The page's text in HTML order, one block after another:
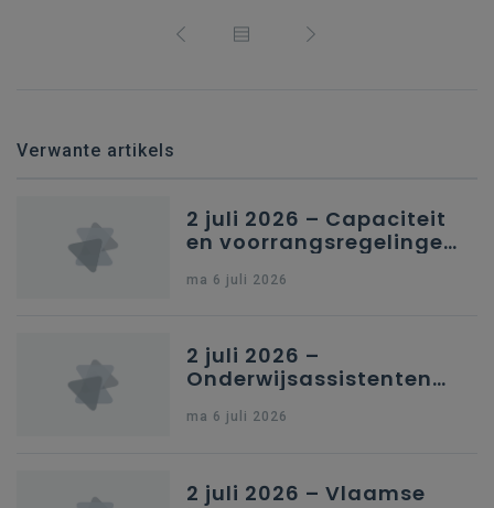
Verwante artikels
2 juli 2026 – Capaciteit
en voorrangsregelingen
secundair onderwijs in
ma 6 juli 2026
2 juli 2026 –
Onderwijsassistenten
kleuteronderwijs
ma 6 juli 2026
2 juli 2026 – Vlaamse